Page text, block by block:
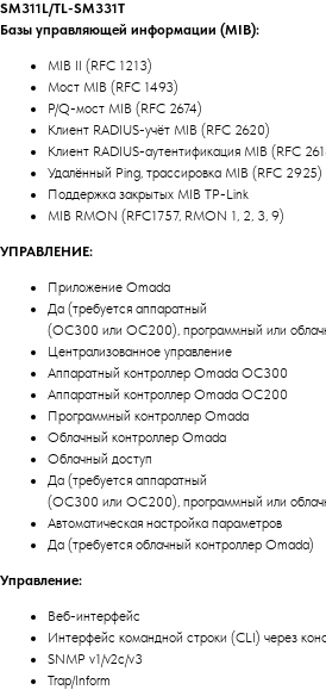
SM311L/TL-SM331T
Базы управляющей информации (MIB):
MIB II (RFC 1213)
Мост MIB (RFC 1493)
P/Q-мост MIB (RFC 2674)
Клиент RADIUS-учёт MIB (RFC 2620)
Клиент RADIUS-аутентификация MIB (RFC
Удалённый Ping, трассировка MIB (RFC 2925)
Поддержка закрытых MIB TP-Link
MIB RMON (RFC1757, RMON 1, 2, 3, 9)
УПРАВЛЕНИЕ:
Приложение Omada
Да (требуется аппаратный
(OC300 или OC200), программный или
Централизованное управление
Аппаратный контроллер Omada OC300
Аппаратный контроллер Omada OC200
Программный контроллер Omada
Облачный контроллер Omada
Облачный доступ
Да (требуется аппаратный
(OC300 или OC200), программный или
Автоматическая настройка параметров
Да (требуется облачный контроллер Omada)
Управление:
Веб-интерфейс
Интерфейс командной строки (CLI) через
SNMP v1/v2c/v3
Trap/Inform